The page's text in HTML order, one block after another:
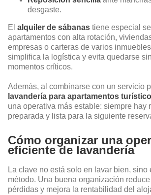
desgaste.
El alquiler de sábanas tiene especial
apartamentos con alta rotación,
empresas o carteras de varios
simplifica la logística y evita quedarse
momentos críticos.
Además, al combinarse con un servicio
lavandería para apartamentos
una operativa más estable: siempre hay
preparada y lista para la siguiente
Cómo organizar una
eficiente de lavandería
La clave no está solo en lavar bien, sino
método. Una buena organización
pérdidas y mejora la rentabilidad del